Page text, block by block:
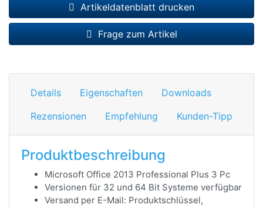
Artikeldatenblatt drucken
Frage zum Artikel
Details Eigenschaften
Downloads
Rezensionen
Empfehlung Kunden-Tipp
Produktbeschreibung
Microsoft Office 2013 Professional Plus 3 Pc
Versionen für 32 und 64 Bit Systeme verfügbar
Versand per E-Mail: Produktschlüssel,